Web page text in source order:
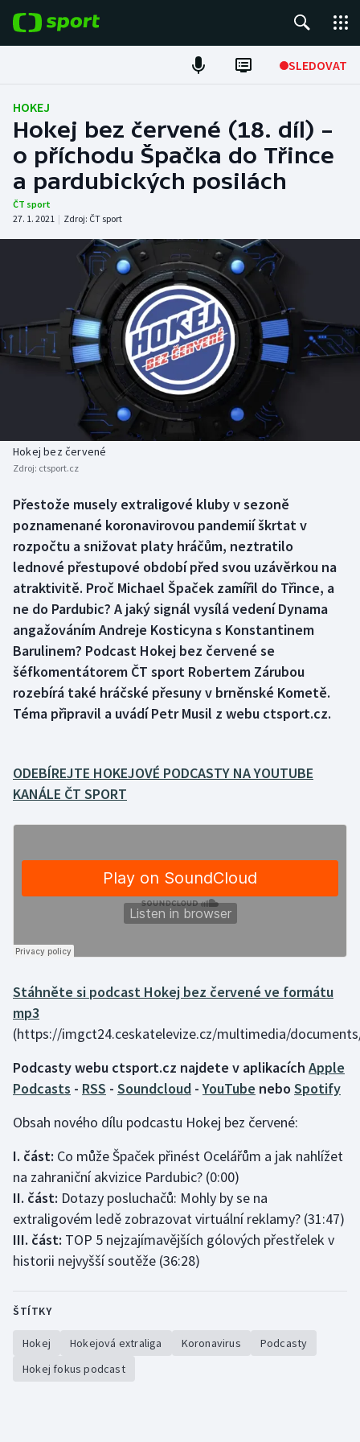
SLEDOVAT
Fotbal
Hokej
Tenis
Atletika
Cyklistika
DALŠÍ SPORTY
Americký fotbal
Baseball a softbal
Basketbal
Biatlon
Box
Curling
Dostihy
Florbal
Futsal
Golf
Házená
Lezení
Lyže a snowboard
Moderní pětiboj
Motorsport
Plavání
Plážový volejbal
Ragby
Rychlostní kanoistika
Short track
NEPŘEHLÉDNĚTE
Soutěže
Historické návraty
Aplikace ČT sport
HOKEJ
Hokej bez červené (18. díl) –
o příchodu Špačka do Třince
a pardubických posilách
ČT sport
27. 1. 2021 | Zdroj: ČT sport
Hokej bez červené
Zdroj: ctsport.cz
Přestože musely extraligové kluby v sezoně
poznamenané koronavirovou pandemií škrtat v
rozpočtu a snižovat platy hráčům, neztratilo
lednové přestupové období před svou uzávěrkou na
atraktivitě. Proč Michael Špaček zamířil do Třince, a
ne do Pardubic? A jaký signál vysílá vedení Dynama
angažováním Andreje Kosticyna s Konstantinem
Barulinem? Podcast Hokej bez červené se
šéfkomentátorem ČT sport Robertem Zárubou
rozebírá také hráčské přesuny v brněnské Kometě.
Téma připravil a uvádí Petr Musil z webu ctsport.cz.
ODEBÍREJTE HOKEJOVÉ PODCASTY NA YOUTUBE
KANÁLE ČT SPORT
Stáhněte si podcast Hokej bez červené ve formátu
mp3
(https://imgct24.ceskatelevize.cz/multimedia/
Podcasty webu ctsport.cz najdete v aplikacích Apple
Podcasts - RSS - Soundcloud -YouTube nebo Spotify
Obsah nového dílu podcastu Hokej bez červené:
I. část: Co může Špaček přinést Ocelářům a jak nahlížet
na zahraniční akvizice Pardubic? (0:00)
II. část: Dotazy posluchačů: Mohly by se na
extraligovém ledě zobrazovat virtuální reklamy? (31:47)
III. část: TOP 5 nejzajímavějších gólových přestřelek v
historii nejvyšší soutěže (36:28)
ŠTÍTKY
Hokej Hokejová extraliga Koronavirus
Podcasty
Hokej fokus podcast